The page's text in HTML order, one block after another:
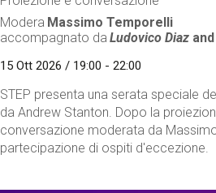
Modera Massimo Temporelli
accompagnato da Ludovico Diaz
15 Ott 2026 / 19:00 - 22:00
STEP presenta una serata speciale
da Andrew Stanton. Dopo la
conversazione moderata da
partecipazione di ospiti d'eccezione.